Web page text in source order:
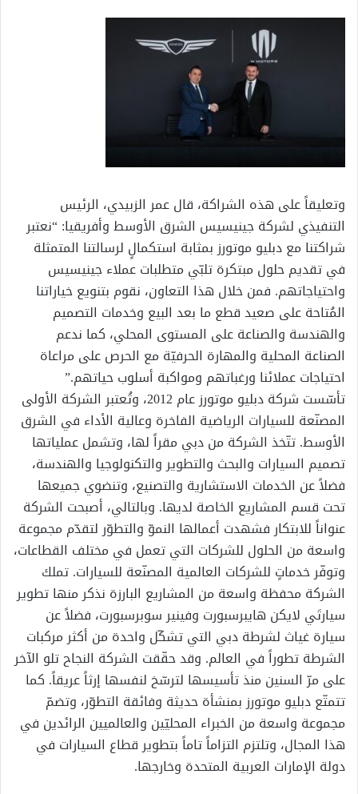
وتعليقاً على هذه الشراكة، قال عمر الزبيدي، الرئيس
التنفيذي لشركة جينيسيس الشرق الأوسط وأفريقيا: “نعتبر
شراكتنا مع دبليو موتورز بمثابة استكمالٍ لرسالتنا المتمثلة
في تقديم حلول مبتكرة تلبّي متطلبات عملاء جينيسيس
واحتياجاتهم. فمن خلال هذا التعاون، نقوم بتنويع خياراتنا
المُتاحة على صعيد قطع ما بعد البيع وخدمات التصميم
والهندسة والصناعة على المستوى المحلي، كما ندعم
الصناعة المحلية والمهارة الحرفيّة مع الحرص على مراعاة
احتياجات عملائنا ورغباتهم ومواكبة أسلوب حياتهم.”
تأسّست شركة دبليو موتورز عام 2012، وتُعتبر الشركة الأولى
المصنّعة للسيارات الرياضية الفاخرة وعالية الأداء في الشرق
الأوسط. تتّخذ الشركة من دبي مقراً لها، وتشمل عملياتها
تصميم السيارات والبحث والتطوير والتكنولوجيا والهندسة،
فضلاً عن الخدمات الاستشارية والتصنيع، وتنضوي جميعها
تحت قسم المشاريع الخاصة لديها. وبالتالي، أصبحت الشركة
عنواناً للابتكار فشهدت أعمالها النموّ والتطوّر لتقدّم مجموعة
واسعة من الحلول للشركات التي تعمل في مختلف القطاعات،
وتوفّر خدماتٍ للشركات العالمية المصنّعة للسيارات. تملك
الشركة محفظة واسعة من المشاريع البارزة نذكر منها تطوير
سيارتَي لايكن هايبرسبورت وفينير سوبرسبورت، فضلاً عن
سيارة غياث لشرطة دبي التي تشكّل واحدة من أكثر مركبات
الشرطة تطوراً في العالم. وقد حقّقت الشركة النجاح تلو الآخر
على مرّ السنين منذ تأسيسها لترسّخ لنفسها إرثاً عريقاً. كما
تتمتّع دبليو موتورز بمنشأة حديثة وفائقة التطوّر، وتضمّ
مجموعة واسعة من الخبراء المحليّين والعالميين الرائدين في
هذا المجال، وتلتزم التزاماً تاماً بتطوير قطاع السيارات في
دولة الإمارات العربية المتحدة وخارجها.